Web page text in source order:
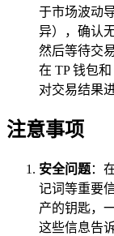
于市场波动
异），确认
然后等待交
在 TP 钱包
对交易结果
注意事项
安全问题：
记词等重要
产的钥匙，
这些信息告